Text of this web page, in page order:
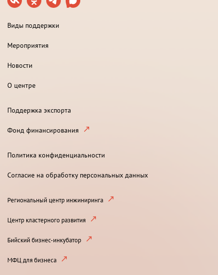
Виды поддержки
Мероприятия
Новости
О центре
Поддержка экспорта
Фонд финансирования
Политика конфиденциальности
Согласие на обработку персональных данных
Региональный центр инжиниринга
Центр кластерного развития
Бийский бизнес-инкубатор
МФЦ для бизнеса